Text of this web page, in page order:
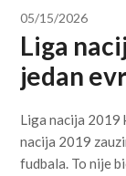
05/15/2026
Liga
jedan
Liga nacija 2019
nacija 2019
fudbala. To nije